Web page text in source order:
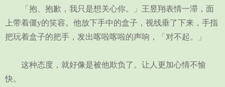
中
小
「抱、抱歉，我只是想关心你。」王昱翔表情一滞，面
上带着僵y的笑容。他放下手中的盒子，视线垂了下来，手指
把玩着盒子的把手，发出喀啦喀啦的声响，「对不起。」
这种态度，就好像是被他欺负了。让人更加心情不愉
快。